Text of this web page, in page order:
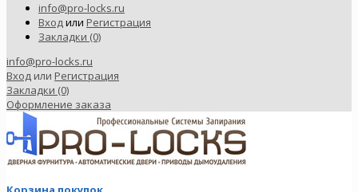
info@pro-locks.ru
Входили Регистрация
Закладки (0)
info@pro-locks.ru
Вход или Регистрация
Закладки (0)
Оформление заказа